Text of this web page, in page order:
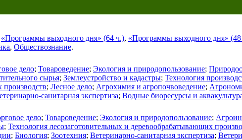
«Программы выходного дня» (64 ч.), «Программы выходного дня»
, Обществознание.
дело; Товароведение; Экология и природопользование;
сырья; Землеустройство и кадастры; Технология
производств; Лесное дело; Агрохимия и агропочвоведение;
санитарная экспертиза; Водные биоресурсы и
дело; Товароведение; Экология и природопользование;
; Технология лесозаготовительных и деревообрабатывающих
; Биология; Зоотехния; Ветеринарно-санитарная экспертиза;